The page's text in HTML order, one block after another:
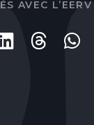
AVEC L’EERV